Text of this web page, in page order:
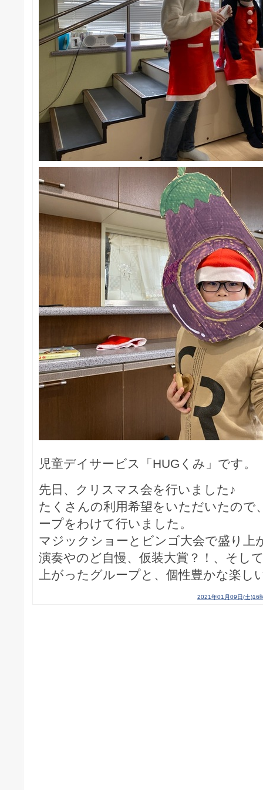
児童デイサービス「HUGくみ」です。
先日、クリスマス会を行いました♪
たくさんの利用希望をいただいたので
ープをわけて行いました。
マジックショーとビンゴ大会で盛り上
演奏やのど自慢、仮装大賞？！、そし
上がったグループと、個性豊かな楽し
2021年01月09日(土)16